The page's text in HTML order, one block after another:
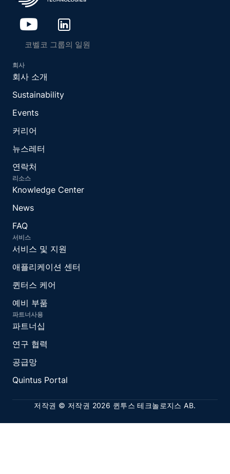
코벨코 그룹의 일원
회사
회사 소개
Sustainability
Events
커리어
뉴스레터
연락처
리소스
Knowledge Center
News
FAQ
서비스
서비스 및 지원
애플리케이션 센터
퀸터스 케어
예비 부품
파트너사용
파트너십
연구 협력
공급망
Quintus Portal
저작권 © 저작권 2026 퀸투스 테크놀로지스 AB.